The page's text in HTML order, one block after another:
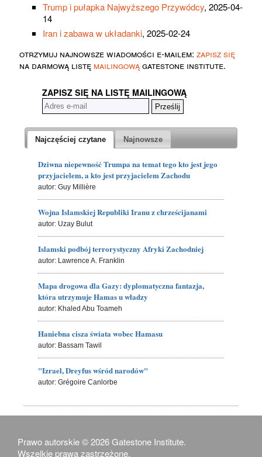
Trump i pułapka Najwyższego Przywódcy, 2025-04-
14
Iran i zabawa w układanki, 2025-02-24
otrzymuj najnowsze wiadomości e-mailem: zapisz się
na darmową listę mailingowągatestone institute.
ZAPISZ SIĘ NA LISTĘ MAILINGOWĄ
Najczęściej czytane Najnowsze
Dziwna niepewność Trumpa na temat tego kto jest jego
przyjacielem, a kto jest przyjacielem Zachodu
autor: Guy Millière
Wojna Islamskiej Republiki Iranu z chrześcijanami
autor: Uzay Bulut
Islamski podbój terrorystyczny Afryki Zachodniej
autor: Lawrence A. Franklin
Mapa drogowa dla Gazy: dyplomatyczna fantazja,
która utrzymuje Hamas u władzy
autor: Khaled Abu Toameh
Haniebna cisza świata wobec Hamasu
autor: Bassam Tawil
"Izrael, Dreyfus wśród narodów"
autor: Grégoire Canlorbe
Prawo autorskie © 2026 Gatestone Institute.
Wszelkie prawa zastrzeżone.